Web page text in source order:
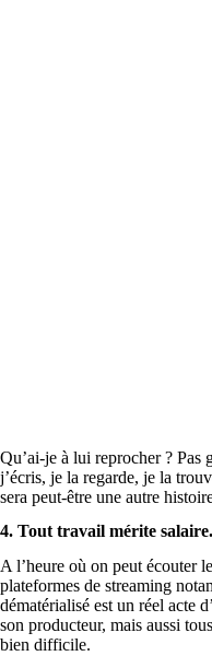
Qu’ai-je à lui reprocher ? Pas
j’écris, je la regarde, je la
sera peut-être une autre
4. Tout travail mérite salaire.
A l’heure où on peut écouter
plateformes de streaming
dématérialisé est un réel acte
son producteur, mais aussi
bien difficile.